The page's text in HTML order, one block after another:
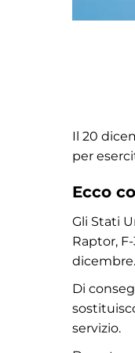
Il 20
per
Ecco
Gli Stati
Raptor,
dicembre.
Di
servizio.